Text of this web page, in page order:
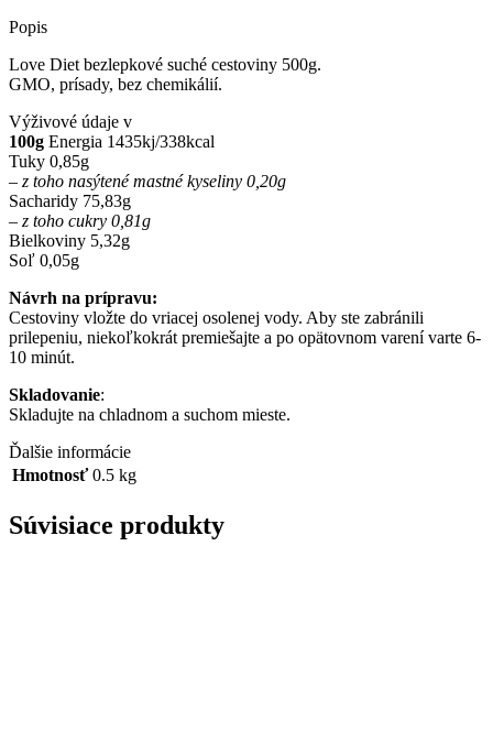
Popis
Love Diet bezlepkové suché cestoviny 500g.
GMO, prísady, bez chemikálií.
Výživové údaje v
100g Energia 1435kj/338kcal
Tuky 0,85g
– z toho nasýtené mastné kyseliny 0,20g
Sacharidy 75,83g
– z toho cukry 0,81g
Bielkoviny 5,32g
Soľ 0,05g
Návrh na prípravu:
Cestoviny vložte do vriacej osolenej vody. Aby ste zabránili
prilepeniu, niekoľkokrát premiešajte a po opätovnom varení varte 6-
10 minút.
Skladovanie:
Skladujte na chladnom a suchom mieste.
Ďalšie informácie
Hmotnosť 0.5 kg
Súvisiace produkty